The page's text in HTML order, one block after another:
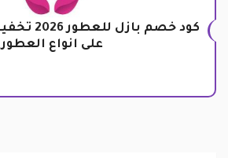
على انواع العطور